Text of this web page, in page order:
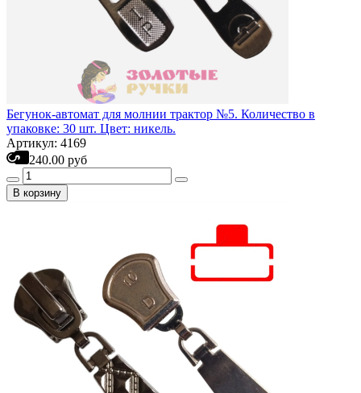
Бегунок-автомат для молнии трактор №5. Количество в
упаковке: 30 шт. Цвет: никель.
Артикул: 4169
240.00 руб
В корзину